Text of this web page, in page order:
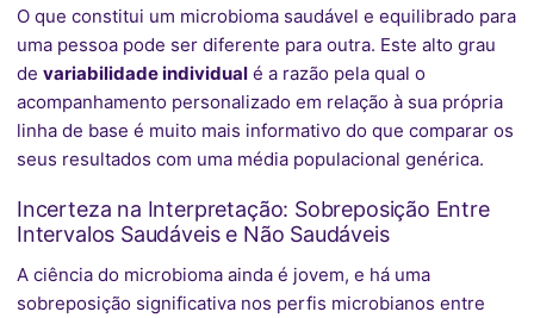
O que constitui um microbioma saudável e equilibrado para
uma pessoa pode ser diferente para outra. Este alto grau
de variabilidade individual é a razão pela qual o
acompanhamento personalizado em relação à sua própria
linha de base é muito mais informativo do que comparar os
seus resultados com uma média populacional genérica.
Incerteza na Interpretação: Sobreposição Entre
Intervalos Saudáveis e Não Saudáveis
A ciência do microbioma ainda é jovem, e há uma
sobreposição significativa nos perfis microbianos entre